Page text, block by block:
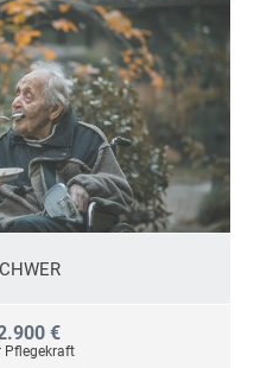
€
Pflegekraft